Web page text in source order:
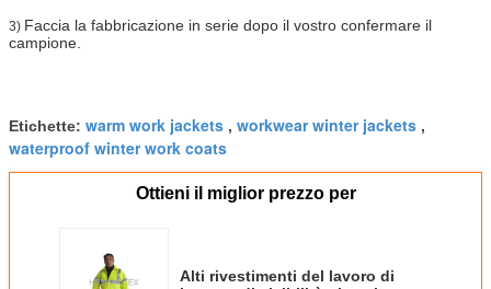
3) Faccia la fabbricazione in serie dopo il vostro confermare il
campione.
Etichette: warm work jackets , workwear winter jackets ,
waterproof winter work coats
Ottieni il miglior prezzo per
Alti rivestimenti del lavoro di